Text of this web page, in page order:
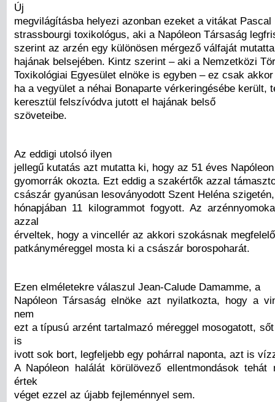
Új
megvilágításba helyezi azonban ezeket a vitákat Pascal
strassbourgi toxikológus, aki a Napóleon Társaság
szerint az arzén egy különösen mérgező válfaját
hajának belsejében. Kintz szerint – aki a Nemzetközi
Toxikológiai Egyesület elnöke is egyben – ez csak
ha a vegyület a néhai Bonaparte vérkeringésébe került,
keresztül felszívódva jutott el hajának belső
szöveteibe.
Az eddigi utolsó ilyen
jellegű kutatás azt mutatta ki, hogy az 51 éves
gyomorrák okozta. Ezt eddig a szakértők azzal
császár gyanúsan lesoványodott Szent Heléna
hónapjában 11 kilogrammot fogyott. Az
azzal
érveltek, hogy a vincellér az akkori szokásnak
patkányméreggel mosta ki a császár borospoharát.
Ezen elméletekre válaszul Jean-Calude Damamme, a
Napóleon Társaság elnöke azt nyilatkozta, hogy a
nem
ezt a típusú arzént tartalmazó méreggel mosogatott,
is
ivott sok bort, legfeljebb egy pohárral naponta, azt is
A Napóleon halálát körülövező ellentmondások tehát
értek
véget ezzel az újabb fejleménnyel sem.